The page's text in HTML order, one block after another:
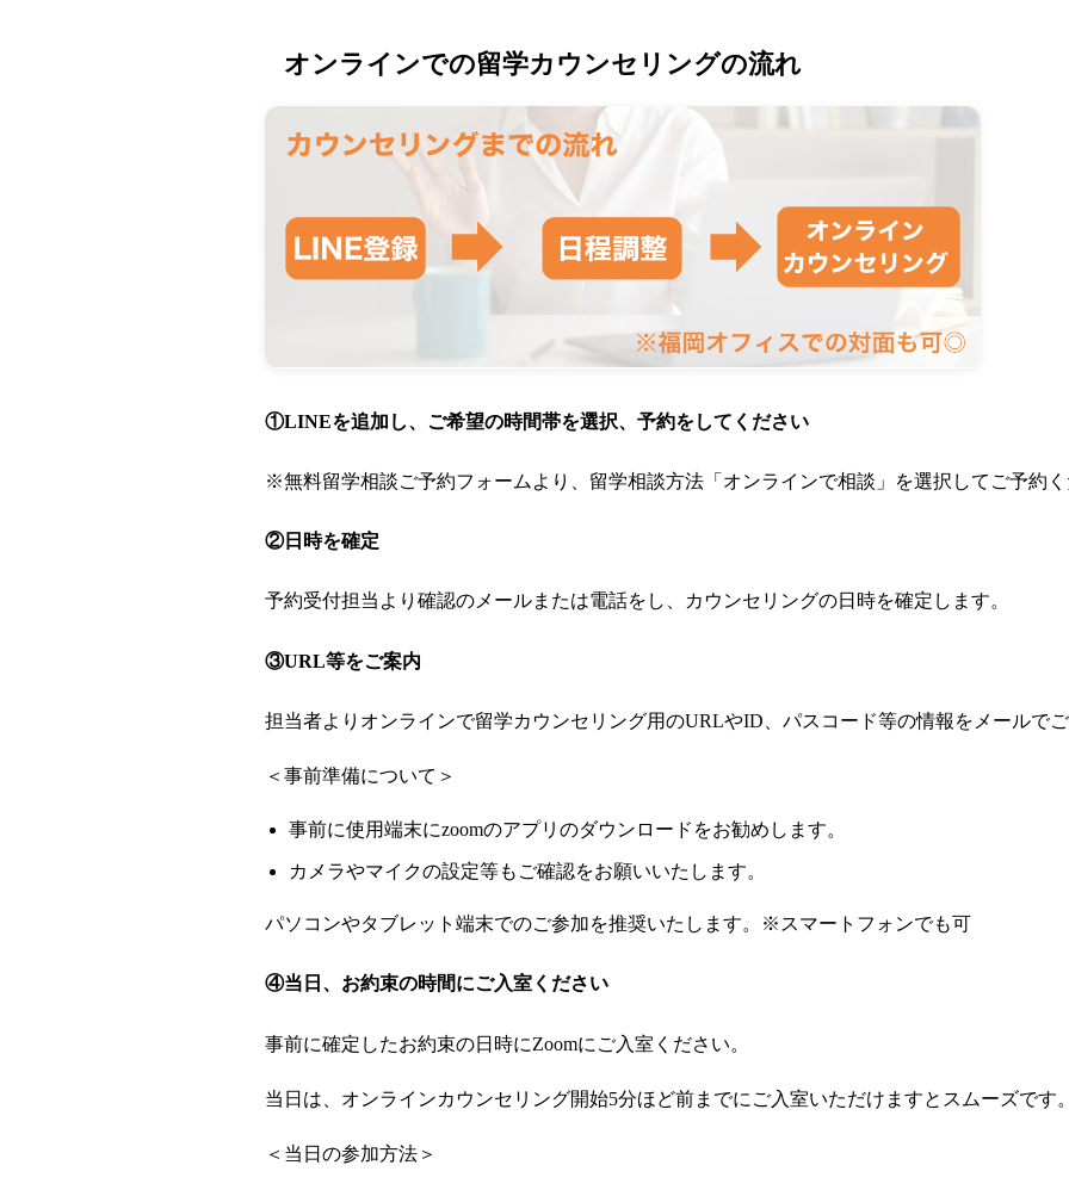
オンラインでの留学カウンセリングの流れ
①LINEを追加し、ご希望の時間帯を選択、予約をしてください
※無料留学相談ご予約フォームより、留学相談方法「オンラインで相談」を選択してご予約
②日時を確定
予約受付担当より確認のメールまたは電話をし、カウンセリングの日時を確定します。
③URL等をご案内
担当者よりオンラインで留学カウンセリング用のURLやID、パスコード等の情報をメールで
＜事前準備について＞
事前に使用端末にzoomのアプリ のダウンロードをお勧めします。
カメラやマイクの設定等もご確認をお願いいたします。
パソコンやタブレット端末でのご参加を推奨いたします。※スマートフォンでも可
④当日、お約束の時間にご入室ください
事前に確定したお約束の日時にZoomにご入室ください。
当日は、オンラインカウンセリング開始5分ほど前までにご入室いただけますとスムーズです
＜当日の参加方法＞